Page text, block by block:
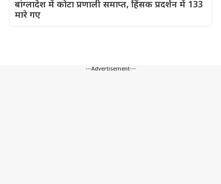
बांग्लादेश में कोटा प्रणाली समाप्त, हिंसक प्रदर्शन में 133
मारे गए
---Advertisement---